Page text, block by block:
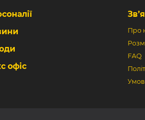
офіс
Про
FAQ